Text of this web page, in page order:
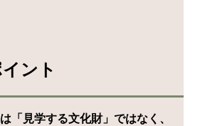
ント
「見学する文化財」ではなく、